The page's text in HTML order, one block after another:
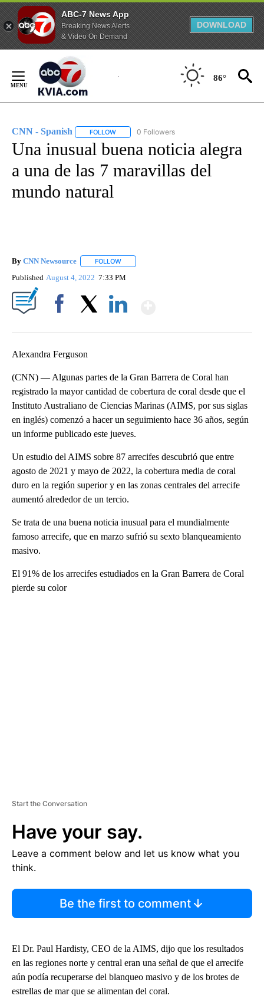
ABC-7 News App
Breaking News Alerts
& Video On Demand
DOWNLOAD
Content
86°
CNN - Spanish FOLLOW FOLLOW "CNN - SPANISH" TO RECEIVE
0 Followers
Una inusual buena noticia alegra
a una de las 7 maravillas del
mundo natural
By CNN Newsource FOLLOW
Published August 4, 2022 7:33 PM
Alexandra Ferguson
(CNN) — Algunas partes de la Gran Barrera de Coral han
registrado la mayor cantidad de cobertura de coral desde que el
Instituto Australiano de Ciencias Marinas (AIMS, por sus siglas
en inglés) comenzó a hacer un seguimiento hace 36 años, según
un informe publicado este jueves.
Un estudio del AIMS sobre 87 arrecifes descubrió que entre
agosto de 2021 y mayo de 2022, la cobertura media de coral
duro en la región superior y en las zonas centrales del arrecife
aumentó alrededor de un tercio.
Se trata de una buena noticia inusual para el mundialmente
famoso arrecife, que en marzo sufrió su sexto blanqueamiento
masivo.
El 91% de los arrecifes estudiados en la Gran Barrera de Coral
pierde su color
Start the Conversation
Have your say.
Leave a comment below and let us know what you
think.
Be the first to comment
El Dr. Paul Hardisty, CEO de la AIMS, dijo que los resultados
en las regiones norte y central eran una señal de que el arrecife
aún podía recuperarse del blanqueo masivo y de los brotes de
estrellas de mar que se alimentan del coral.